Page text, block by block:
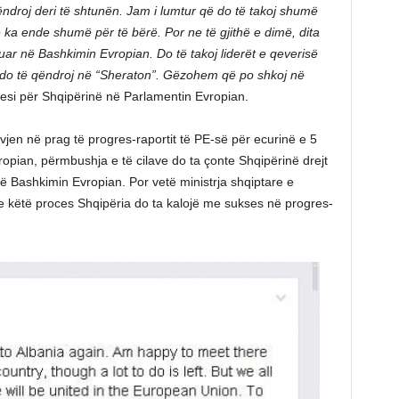
deri të shtunën. Jam i lumtur që do të takoj shumë
ende shumë për të bërë. Por ne të gjithë e dimë, dita
në Bashkimin Evropian. Do të takoj liderët e qeverisë
të qëndroj në “Sheraton”. Gëzohem që po shkoj në
për Shqipërinë në Parlamentin Evropian.
në prag të progres-raportit të PE-së për ecurinë e 5
përmbushja e të cilave do ta çonte Shqipërinë drejt
Bashkimin Evropian. Por vetë ministrja shqiptare e
proces Shqipëria do ta kalojë me sukses në progres-